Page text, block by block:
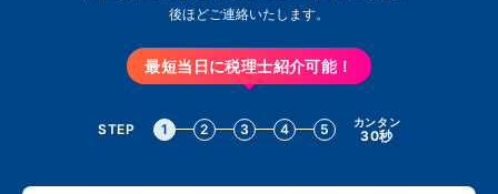
後ほどご連絡いたします。
最短当日に税理士紹介可能！
STEP 1 2 3 4 5 カンタン
30秒